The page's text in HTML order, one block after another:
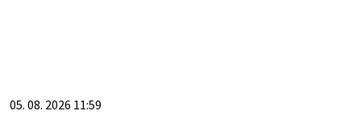
05. 08. 2026 11:59